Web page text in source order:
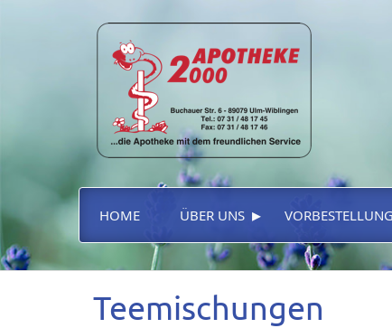
HOME ÜBER UNS ▸ VORBESTELLUNG
Teemischungen